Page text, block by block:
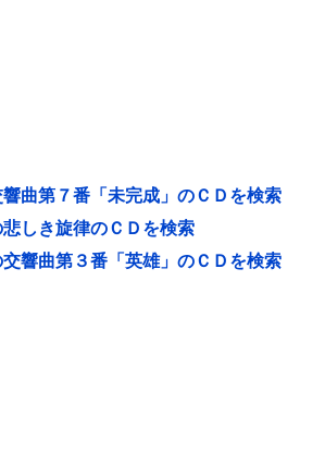
曲第７番「未完成」のＣＤを検索
しき旋律のＣＤを検索
響曲第３番「英雄」のＣＤを検索